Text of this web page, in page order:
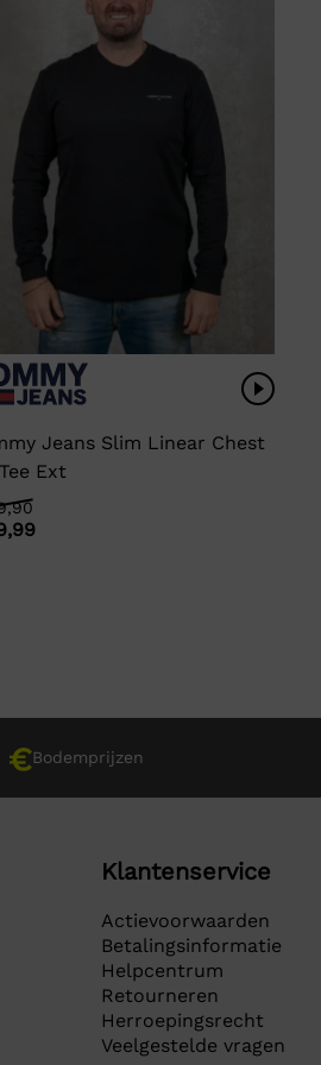
Jeans Slim Linear Chest
Ext
Bodemprijzen
Klantenservice
Actievoorwaarden
Betalingsinformatie
Helpcentrum
Retourneren
Herroepingsrecht
Veelgestelde vragen